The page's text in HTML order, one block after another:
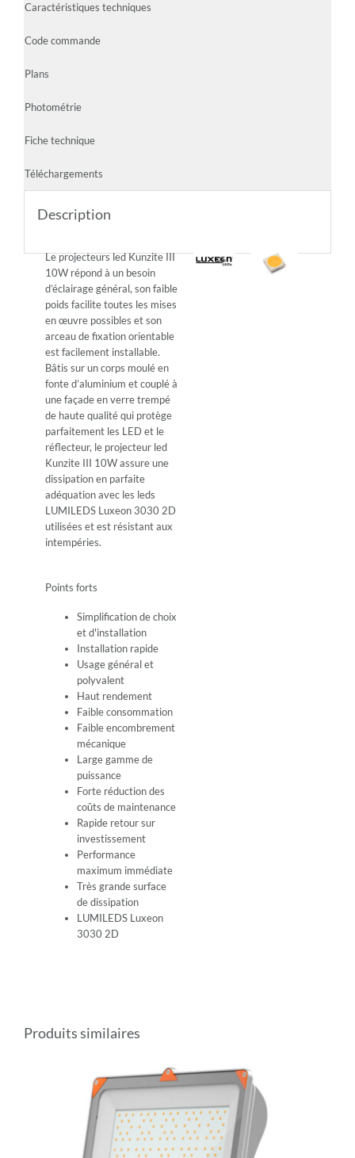
Caractéristiques techniques
Code commande
Plans
Photométrie
Fiche technique
Téléchargements
Description
Le projecteurs led Kunzite III
10W répond à un besoin
d’éclairage général, son faible
poids facilite toutes les mises
en œuvre possibles et son
arceau de fixation orientable
est facilement installable.
Bâtis sur un corps moulé en
fonte d’aluminium et couplé à
une façade en verre trempé
de haute qualité qui protège
parfaitement les LED et le
réflecteur, le projecteur led
Kunzite III 10W assure une
dissipation en parfaite
adéquation avec les leds
LUMILEDS Luxeon 3030 2D
utilisées et est résistant aux
intempéries.
Points forts
Simplification de choix
et d'installation
Installation rapide
Usage général et
polyvalent
Haut rendement
Faible consommation
Faible encombrement
mécanique
Large gamme de
puissance
Forte réduction des
coûts de maintenance
Rapide retour sur
investissement
Performance
maximum immédiate
Très grande surface
de dissipation
LUMILEDS Luxeon
3030 2D
Produits similaires